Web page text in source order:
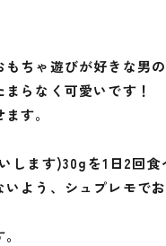
ちゃ遊びが好きな男の
らなく可愛いです！
す。
します)30gを1日2回食
よう、シュプレモでお